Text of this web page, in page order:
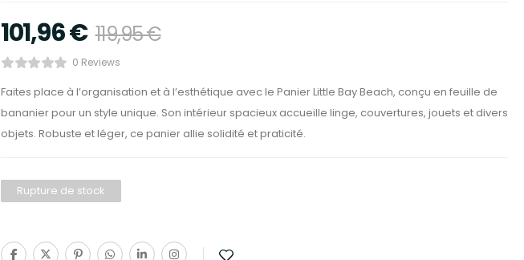
101,96€ 119,95€
0 Reviews
Faites place à l’organisation et à l’esthétique avec le Panier Little Bay Beach, conçu en feuille de
bananier pour un style unique. Son intérieur spacieux accueille linge, couvertures, jouets et divers
objets. Robuste et léger, ce panier allie solidité et praticité.
Rupture de stock